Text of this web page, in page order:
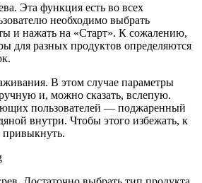
Эта функция есть во всех
необходимо выбрать
и нажать на «Старт». К сожалению,
для разных продуктов определяются
В этом случае параметры
и, можно сказать, вслепую.
пользователей ― поджаренный
внутри. Чтобы этого избежать, к